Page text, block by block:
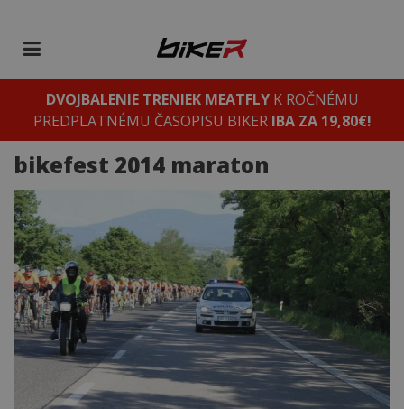
DVOJBALENIE TRENIEK MEATFLYK ROČNÉMU
PREDPLATNÉMU ČASOPISU BIKER IBA ZA 19,80€!
bikefest 2014 maraton